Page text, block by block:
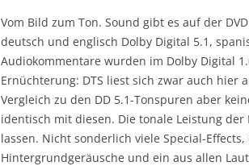
Vom Bild zum Ton. Sound gibt es auf der
deutsch und englisch Dolby Digital 5.1,
Audiokommentare wurden im Dolby Digital
Ernüchterung: DTS liest sich zwar auch hier
Vergleich zu den DD 5.1-Tonspuren aber
identisch mit diesen. Die tonale Leistung
lassen. Nicht sonderlich viele Special-
Hintergrundgeräusche und ein aus allen